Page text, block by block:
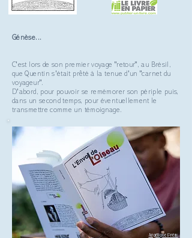
Génèse...
C'est lors de son premier voyage "retour", au Brésil,
que Quentin s'était prêté à la tenue d'un "carnet du
voyageur".
D'abord, pour pouvoir se remémorer son périple puis,
dans un second temps, pour éventuellement le
transmettre comme un témoignage.
Angélique Préau